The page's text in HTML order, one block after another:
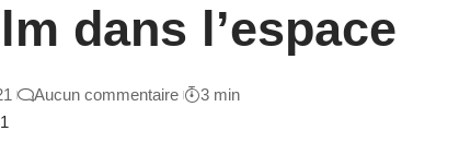
dans l’espace
Aucun commentaire 3 min